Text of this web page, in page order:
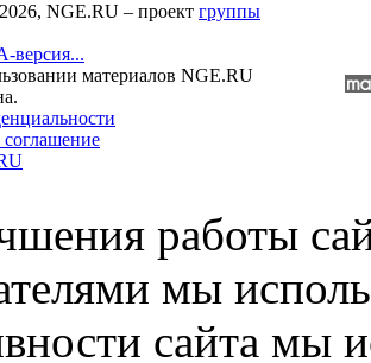
NGE.RU – проект группы
версия...
материалов NGE.RU
соглашение
работы
мы
сайта мы